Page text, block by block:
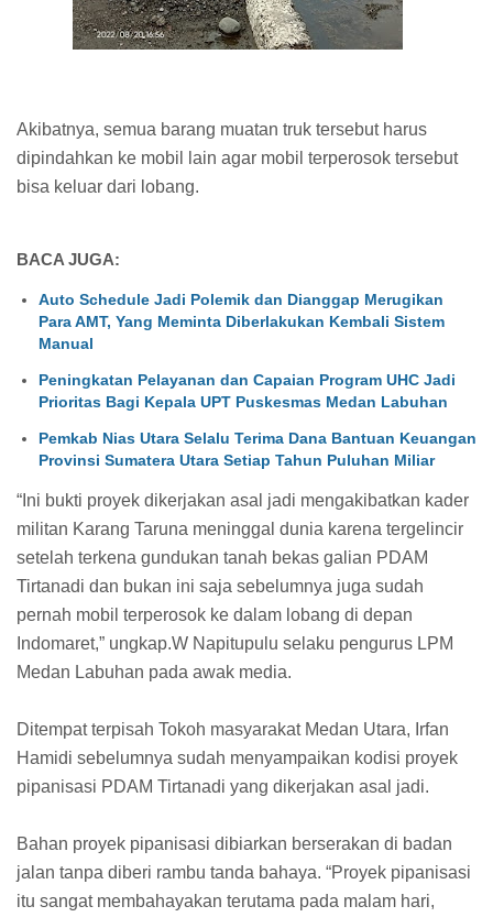
Akibatnya, semua barang muatan truk tersebut harus
dipindahkan ke mobil lain agar mobil terperosok tersebut
bisa keluar dari lobang.
BACA JUGA:
Auto Schedule Jadi Polemik dan Dianggap Merugikan
Para AMT, Yang Meminta Diberlakukan Kembali Sistem
Manual
Peningkatan Pelayanan dan Capaian Program UHC Jadi
Prioritas Bagi Kepala UPT Puskesmas Medan Labuhan
Pemkab Nias Utara Selalu Terima Dana Bantuan Keuangan
Provinsi Sumatera Utara Setiap Tahun Puluhan Miliar
“Ini bukti proyek dikerjakan asal jadi mengakibatkan kader
militan Karang Taruna meninggal dunia karena tergelincir
setelah terkena gundukan tanah bekas galian PDAM
Tirtanadi dan bukan ini saja sebelumnya juga sudah
pernah mobil terperosok ke dalam lobang di depan
Indomaret,” ungkap.W Napitupulu selaku pengurus LPM
Medan Labuhan pada awak media.
Ditempat terpisah Tokoh masyarakat Medan Utara, Irfan
Hamidi sebelumnya sudah menyampaikan kodisi proyek
pipanisasi PDAM Tirtanadi yang dikerjakan asal jadi.
Bahan proyek pipanisasi dibiarkan berserakan di badan
jalan tanpa diberi rambu tanda bahaya. “Proyek pipanisasi
itu sangat membahayakan terutama pada malam hari,